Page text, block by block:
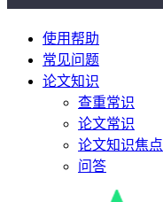
使用帮助
常见问题
论文知识
查重常识
论文常识
论文知识焦点
问答